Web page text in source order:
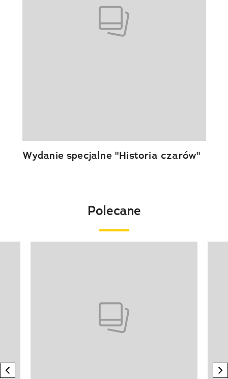
Wydanie specjalne "Historia czarów"
Polecane
previous element